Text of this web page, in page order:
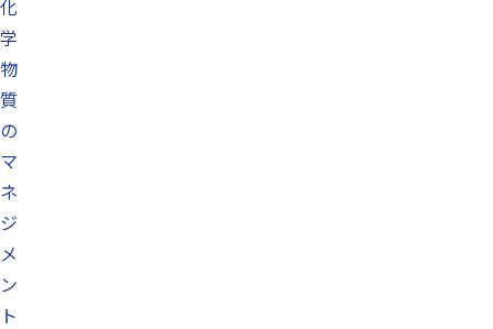
化
学
物
質
の
マ
ネ
ジ
メ
ン
ト